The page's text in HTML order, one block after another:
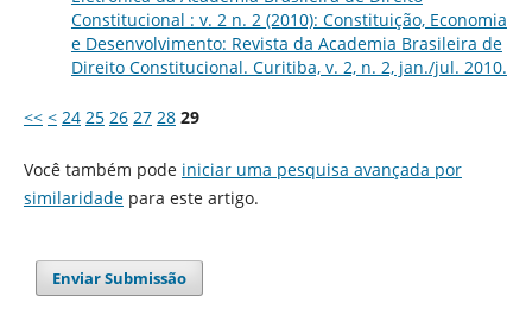
Constitucional : v. 2 n. 2 (2010): Constituição, Economia
e Desenvolvimento: Revista da Academia Brasileira de
Direito Constitucional. Curitiba, v. 2, n. 2, jan./jul. 2010.
<< < 24 25 26 27 28 29
Você também pode iniciar uma pesquisa avançada por
similaridadepara este artigo.
Enviar Submissão